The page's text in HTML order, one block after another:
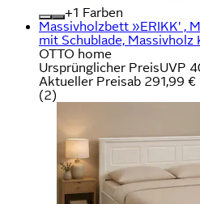
+
Farben
Massivholzbett »ERIKK' ,
mit Schublade, Massivholz
OTTO home
Ursprünglicher PreisUVP
Aktueller Preisab 291,99 €
(2)